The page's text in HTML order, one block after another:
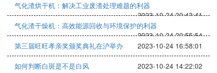
气化渣烘干机：解决工业废渣处理难题的利器
2023-10-24 20:43:41
气化渣干燥机：高效能源回收与环境保护的利器
2023-10-24 20:55:54
第三届旺旺孝亲奖颁奖典礼在沪举办
2023-10-24 16:58:01
如何判断白斑是不是白风 2023-10-24 14:22:02